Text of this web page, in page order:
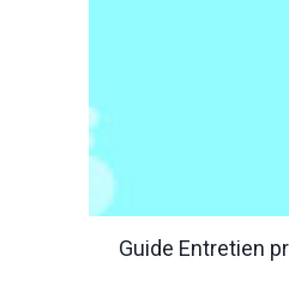
Guide Entretien